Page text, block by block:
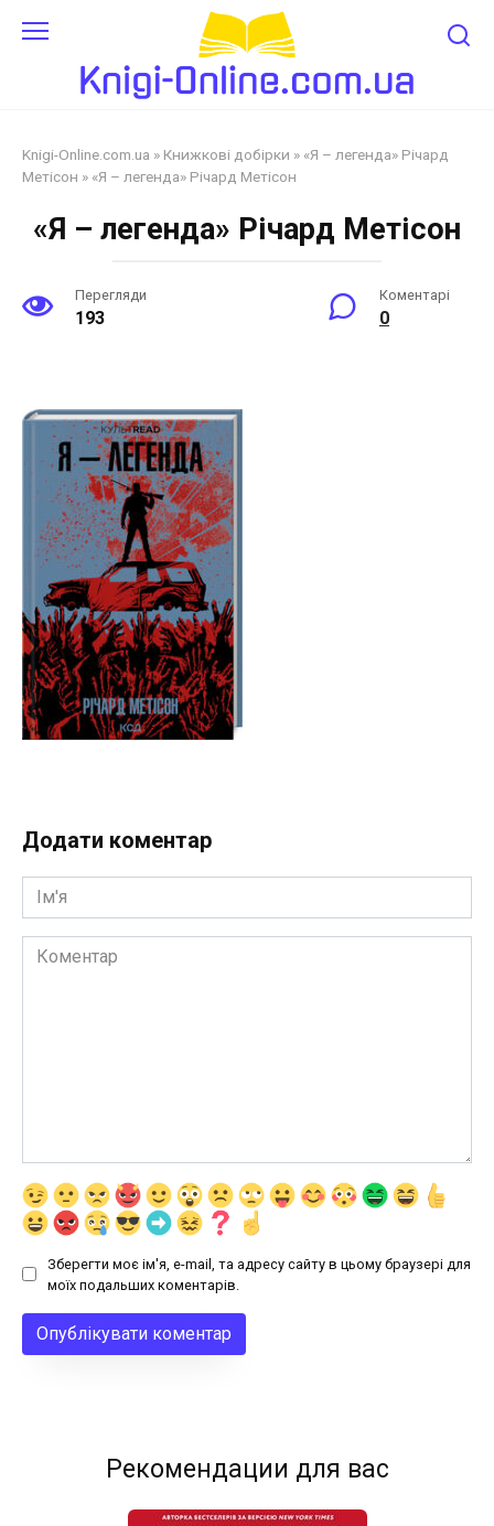
Knigi-Online.com.ua » Книжкові добірки » «Я – легенда» Річард
Метісон » «Я – легенда» Річард Метісон
«Я – легенда» Річард Метісон
Перегляди
193
Коментарі
0
Додати коментар
Ім'я
Коментар
Зберегти моє ім'я, e-mail, та адресу сайту в цьому браузері для
моїх подальших коментарів.
Рекомендации для вас